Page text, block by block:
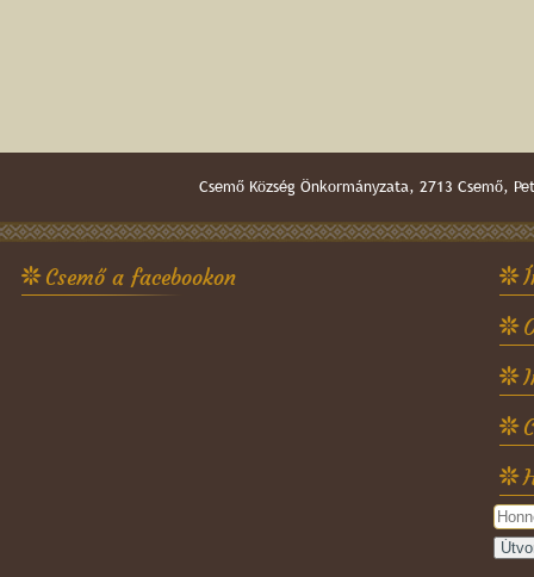
Csemő Község Önkormányzata, 2713
Csemő a facebookon